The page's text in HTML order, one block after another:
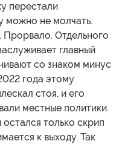
перестали
можно не молчать.
Прорвало. Отдельного
главный
со знаком минус
года этому
стоя, и его
местные политики.
только скрип
к выходу. Так